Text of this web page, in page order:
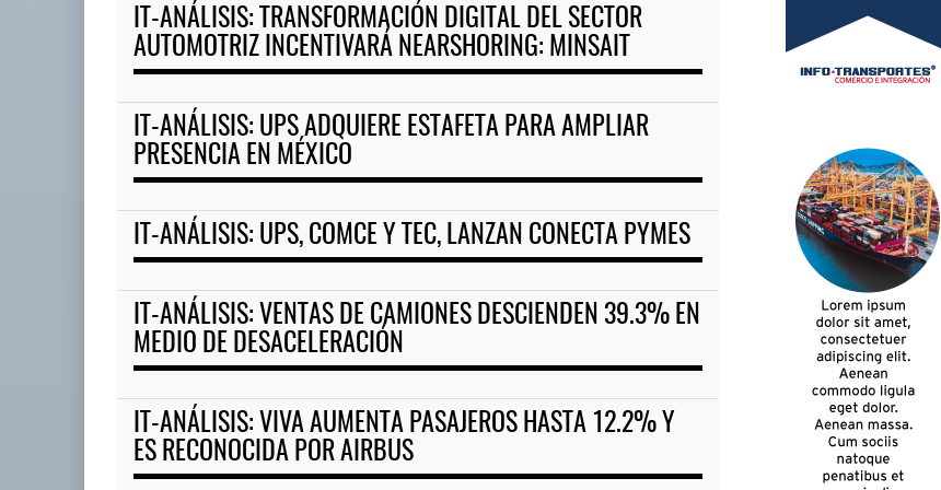
IT-ANÁLISIS: TRANSFORMACIÓN DIGITAL DEL SECTOR
AUTOMOTRIZ INCENTIVARÁ NEARSHORING: MINSAIT
IT-ANÁLISIS: UPS ADQUIERE ESTAFETA PARA AMPLIAR
PRESENCIA EN MÉXICO
IT-ANÁLISIS: UPS, COMCE Y TEC, LANZAN CONECTA PYMES
IT-ANÁLISIS: VENTAS DE CAMIONES DESCIENDEN 39.3% EN
MEDIO DE DESACELERACIÓN
IT-ANÁLISIS: VIVA AUMENTA PASAJEROS HASTA 12.2% Y
ES RECONOCIDA POR AIRBUS